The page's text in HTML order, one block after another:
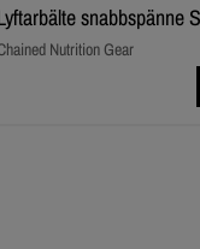
snabbspänne
Nutrition Gear